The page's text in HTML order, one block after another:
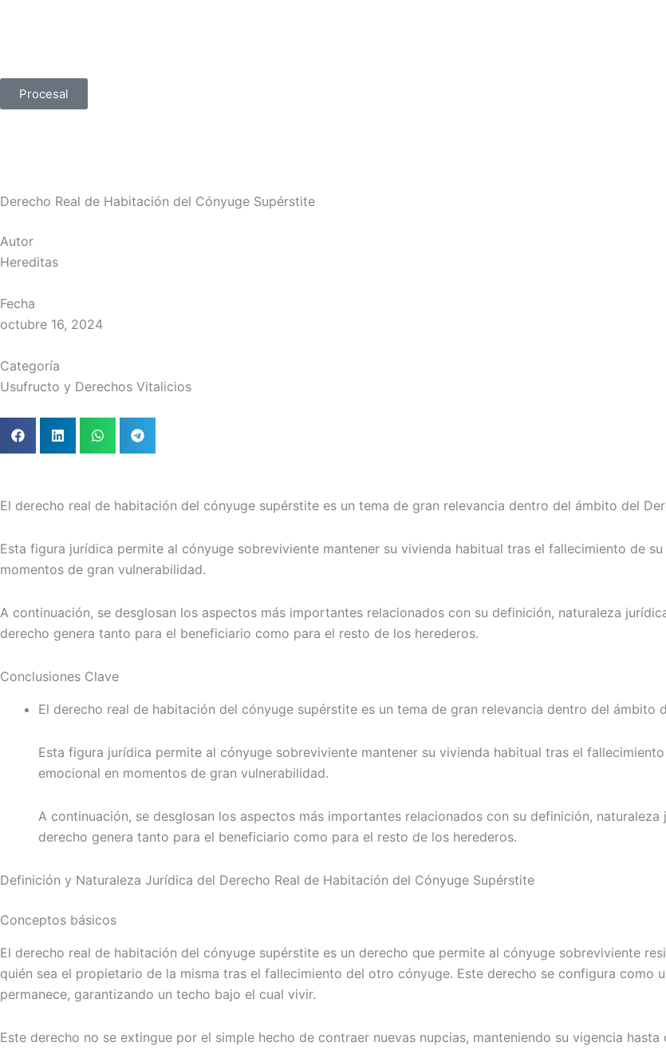
Procesal
Derecho Real de Habitación del Cónyuge Supérstite
Autor
Hereditas
Fecha
octubre 16, 2024
Categoría
Usufructo y Derechos Vitalicios
El derecho real de habitación del cónyuge supérstite es un tema de gran relevancia dentro del ámbito del
Esta figura jurídica permite al cónyuge sobreviviente mantener su vivienda habitual tras el fallecimiento de
momentos de gran vulnerabilidad.
A continuación, se desglosan los aspectos más importantes relacionados con su definición, naturaleza
derecho genera tanto para el beneficiario como para el resto de los herederos.
Conclusiones Clave
El derecho real de habitación del cónyuge supérstite es un tema de gran relevancia dentro del ámbito
Esta figura jurídica permite al cónyuge sobreviviente mantener su vivienda habitual tras el
emocional en momentos de gran vulnerabilidad.
A continuación, se desglosan los aspectos más importantes relacionados con su definición,
derecho genera tanto para el beneficiario como para el resto de los herederos.
Definición y Naturaleza Jurídica del Derecho Real de Habitación del Cónyuge Supérstite
Conceptos básicos
El derecho real de habitación del cónyuge supérstite es un derecho que permite al cónyuge sobreviviente
quién sea el propietario de la misma tras el fallecimiento del otro cónyuge. Este derecho se configura como
permanece, garantizando un techo bajo el cual vivir.
Este derecho no se extingue por el simple hecho de contraer nuevas nupcias, manteniendo su vigencia